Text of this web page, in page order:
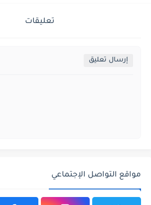
تعليقات
إرسال تعليق
مواقع التواصل الإجتماعي